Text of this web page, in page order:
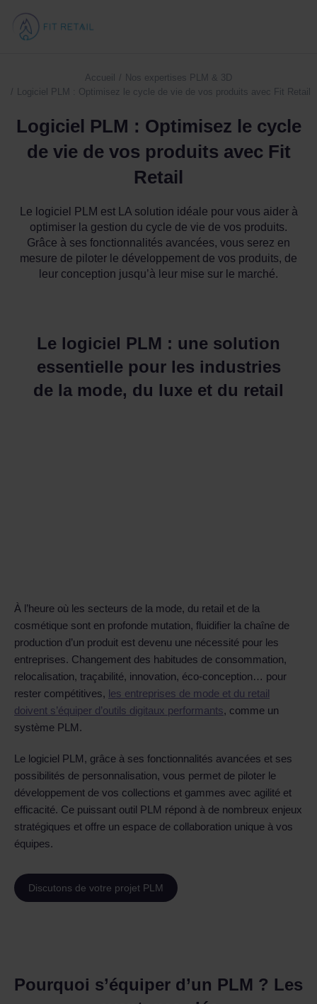
Accueil
Nos expertises PLM & 3D
Logiciel PLM : Optimisez le cycle de vie de vos produits avec Fit Retail
Logiciel PLM : Optimisez le cycle
de vie de vos produits avec Fit
Retail
Le logiciel PLM est LA solution idéale pour vous aider à
optimiser la gestion du cycle de vie de vos produits.
Grâce à ses fonctionnalités avancées, vous serez en
mesure de piloter le développement de vos produits, de
leur conception jusqu’à leur mise sur le marché.
Le logiciel PLM : une solution
essentielle pour les industries
de la mode, du luxe et du retail
À l’heure où les secteurs de la mode, du retail et de la
cosmétique sont en profonde mutation, fluidifier la chaîne de
production d’un produit est devenu une nécessité pour les
entreprises. Changement des habitudes de consommation,
relocalisation, traçabilité, innovation, éco-conception… pour
rester compétitives, les entreprises de mode et du retail
doivent s’équiper d’outils digitaux performants, comme un
système PLM.
Le logiciel PLM, grâce à ses fonctionnalités avancées et ses
possibilités de personnalisation, vous permet de piloter le
développement de vos collections et gammes avec agilité et
efficacité. Ce puissant outil PLM répond à de nombreux enjeux
stratégiques et offre un espace de collaboration unique à vos
équipes.
Discutons de votre projet PLM
Pourquoi s’équiper d’un PLM ? Les